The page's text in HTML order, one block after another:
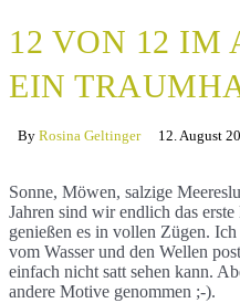
12 VON 12 IM
EIN
By Rosina Geltinger 12. August
Sonne, Möwen, salzige
Jahren sind wir endlich das
genießen es in vollen Zügen.
vom Wasser und den Wellen
einfach nicht satt sehen kann.
andere Motive genommen ;-).